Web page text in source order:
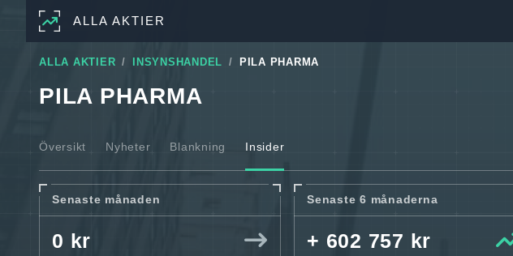
ALLA AKTIER
ALLA AKTIER INSYNSHANDEL PILA PHARMA
PILA PHARMA
Översikt Nyheter Blankning Insider
Senaste månaden
0 kr
Senaste 6 månaderna
+ 602 757 kr